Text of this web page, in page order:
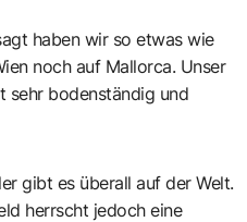
haben wir so etwas wie
noch auf Mallorca. Unser
sehr bodenständig und
gibt es überall auf der Welt.
herrscht jedoch eine